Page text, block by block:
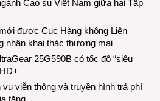
Cao su Việt Nam giữa hai Tập
được Cục Hàng không Liên
nhận khai thác thương mại
25G590B có tốc độ “siêu
viễn thông và truyền hình trả phí
tăng